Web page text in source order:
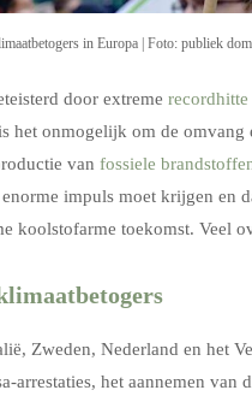
in Europa | Foto: publiek
door extreme recordhitte
het onmogelijk om de omvang
van fossiele
impuls moet krijgen en
koolstofarme toekomst. Veel
Zweden, Nederland en het
arrestaties, het aannemen